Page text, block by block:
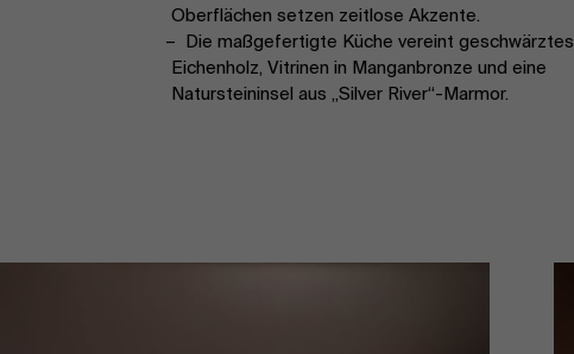
Oberflächen setzen zeitlose Akzente.
Die maßgefertigte Küche vereint geschwärztes
Eichenholz, Vitrinen in Manganbronze und eine
Natursteininsel aus „Silver River“-Marmor.